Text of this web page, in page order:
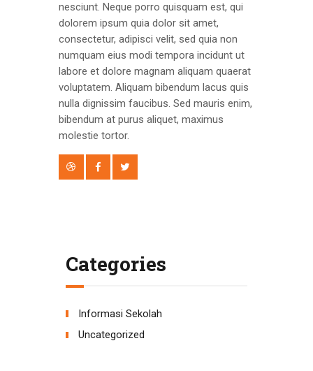
nesciunt. Neque porro quisquam est, qui
dolorem ipsum quia dolor sit amet,
consectetur, adipisci velit, sed quia non
numquam eius modi tempora incidunt ut
labore et dolore magnam aliquam quaerat
voluptatem. Aliquam bibendum lacus quis
nulla dignissim faucibus. Sed mauris enim,
bibendum at purus aliquet, maximus
molestie tortor.
Categories
Informasi Sekolah
Uncategorized